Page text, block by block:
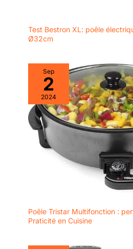
Test Bestron XL: poêle
Ø32cm
Sep
2
2024
Poêle Tristar Multifonction :
Praticité en Cuisine